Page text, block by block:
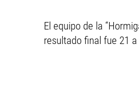
El equipo de la
resultado final fue 21